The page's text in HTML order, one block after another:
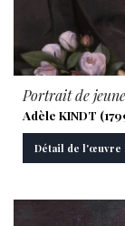
Portrait de
Adèle KINDT
Détail de l'œuvre